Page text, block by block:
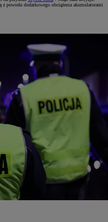
z powodu dodatkowego obciążenia akumulatorami